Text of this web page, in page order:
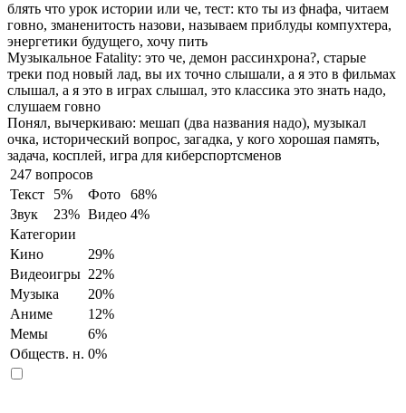
блять что урок истории или че, тест: кто ты из фнафа, читаем
говно, зманенитость назови, называем приблуды компухтера,
энергетики будущего, хочу пить
Музыкальное Fatality: это че, демон рассинхрона?, старые
треки под новый лад, вы их точно слышали, а я это в фильмах
слышал, а я это в играх слышал, это классика это знать надо,
слушаем говно
Понял, вычеркиваю: мешап (два названия надо), музыкал
очка, исторический вопрос, загадка, у кого хорошая память,
задача, косплей, игра для киберспортсменов
247 вопросов
Текст
5% Фото
68%
Звук
23% Видео 4%
Категории
Кино
29%
Видеоигры 22%
Музыка
20%
Аниме
12%
Мемы
6%
Обществ. н. 0%